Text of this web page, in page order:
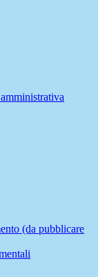
(da pubblicare